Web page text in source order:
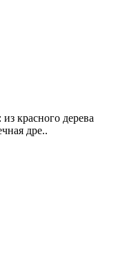
красного дерева
дре..